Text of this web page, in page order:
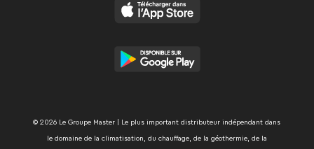
T° ext
°C/ºF
© 2026 Le Groupe Master | Le plus important distributeur indépendant dans
le domaine de la climatisation, du chauffage, de la géothermie, de la